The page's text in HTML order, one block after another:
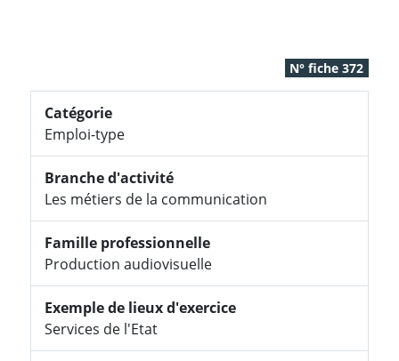
N° fiche 372
Catégorie
Emploi-type
Branche d'activité
Les métiers de la communication
Famille professionnelle
Production audiovisuelle
Exemple de lieux d'exercice
Services de l'Etat